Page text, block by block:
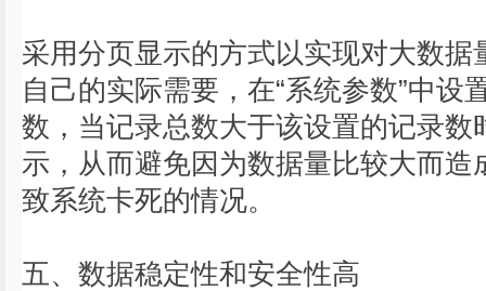
采用分页显示的方式以实现对大数
自己的实际需要，在“系统参数”中设
数，当记录总数大于该设置的记录
示，从而避免因为数据量比较大而
致系统卡死的情况。
五、数据稳定性和安全性高